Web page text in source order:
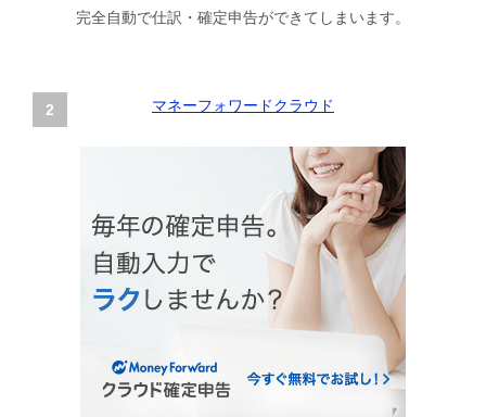
完全自動で仕訳・確定申告ができてしまいます。
マネーフォワードクラウド